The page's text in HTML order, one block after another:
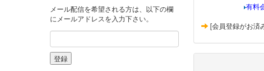
有料
[会員登録がお済
メール配信を希望される方は、以下の欄
にメールアドレスを入力下さい。